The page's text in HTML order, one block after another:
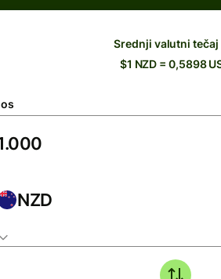
Srednji valutni tečaj
$1 NZD = 0,5898
NZD